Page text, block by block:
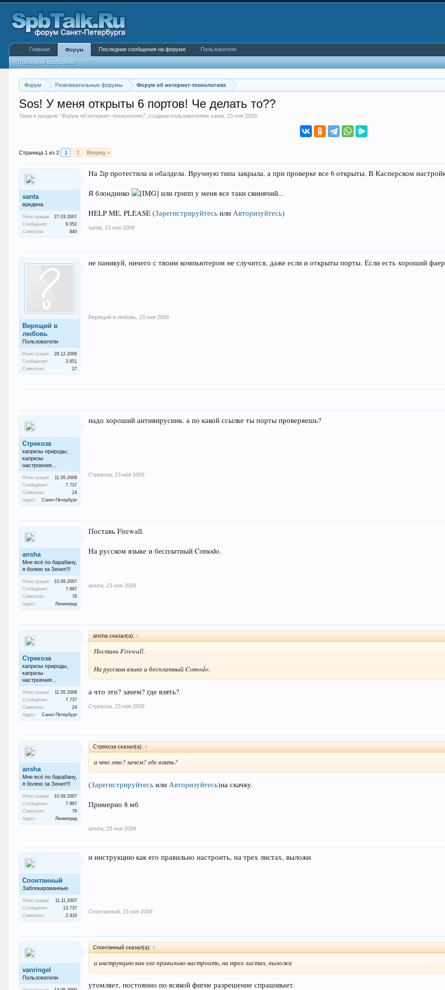
Форум Развлекательные форумы Форум об интернет-технологиях
Sos! У меня открыты 6 портов! Че делать то??
Тема в разделе "Форум об интернет-технологиях", создана пользователемsanta ,23 ноя 2009
Страница 1 из 2 1 2 Вперёд >
santa
вредина
Регистрация:
27.03.2007
Сообщения:
9.052
Симпатии:
840
На 2ip протестила и обалдела. Вручную типа закрыла, а при проверке все 6 открыты. В Касперском
Я блондинко или грипп у меня все таки свинячий...
HELP ME, PLEASE(Зарегистрируйтесь илиАвторизуйтесь)
santa 23 ноя 2009
Верящий в
любовь
Пользователи
Регистрация:
28.12.2006
Сообщения:
3.651
Симпатии:
27
не паникуй, ничего с твоим компьютером не случится, даже если и открыты порты. Если есть хороший
Верящий в любовь 23 ноя 2009
Стрекоза
капризы природы,
капризы
настроения...
Регистрация:
11.05.2008
Сообщения:
7.737
Симпатии:
24
Адрес:
Санкт-Петербург
надо хороший антивирусник. а по какой ссылке ты порты проверяешь?
Стрекоза 23 ноя 2009
ansha
Мне всё по барабану,
я болею за Зенит!!!
Регистрация:
10.09.2007
Сообщения:
7.897
Симпатии:
78
Адрес:
Ленинград
Поставь Firewall.
На русском языке и бесплатный Comodo.
ansha 23 ноя 2009
Стрекоза
капризы природы,
капризы
настроения...
Регистрация:
11.05.2008
Сообщения:
7.737
Симпатии:
24
Адрес:
Санкт-Петербург
ansha сказал(а): ↑
Поставь Firewall.
На русском языке и бесплатный Comodo.
а что это? зачем? где взять?
Стрекоза 23 ноя 2009
ansha
Мне всё по барабану,
я болею за Зенит!!!
Регистрация:
10.09.2007
Сообщения:
7.897
Симпатии:
78
Адрес:
Ленинград
Стрекоза сказал(а): ↑
а что это? зачем? где взять?
(Зарегистрируйтесь или Авторизуйтесь)на скачку.
Примерно 8 мб
ansha 23 ноя 2009
Спонтанный
Заблокированные
Регистрация:
11.11.2007
Сообщения:
13.737
Симпатии:
2.416
и инструкцию как его правильно настроить, на трех листах, выложи
Спонтанный 23 ноя 2009
vanringel
Пользователи
Спонтанный сказал(а): ↑
и инструкцию как его правильно настроить, на трех листах, выложи
утомляет, постоянно по всякой фигне разрешение спрашивает.
Главная Форум
Последние сообщения
Последние сообщения на форуме Пользователи